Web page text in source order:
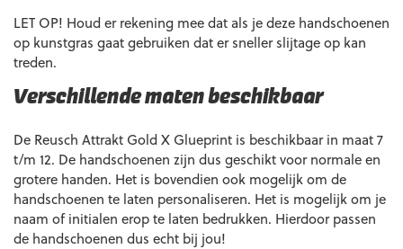
LET OP! Houd er rekening mee dat als je deze handschoenen
op kunstgras gaat gebruiken dat er sneller slijtage op kan
treden.
Verschillende maten beschikbaar
De Reusch Attrakt Gold X Glueprint is beschikbaar in maat 7
t/m 12. De handschoenen zijn dus geschikt voor normale en
grotere handen. Het is bovendien ook mogelijk om de
handschoenen te laten personaliseren. Het is mogelijk om je
naam of initialen erop te laten bedrukken. Hierdoor passen
de handschoenen dus echt bij jou!